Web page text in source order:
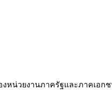
งหน่วยงานภาครัฐและภาคเอก